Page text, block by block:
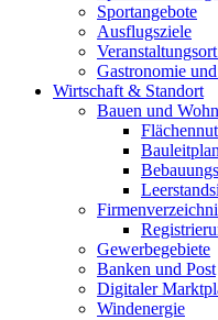
Sportangebote
Ausflugsziele
Gastronomie
Wirtschaft & Standort
Bauen und
Gewerbegebiete
Banken und Post
Digitaler
Windenergie